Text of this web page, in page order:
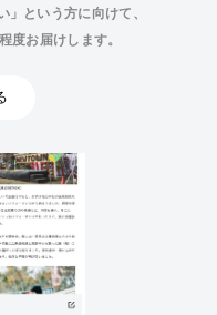
」という方に向けて、
度お届けします。